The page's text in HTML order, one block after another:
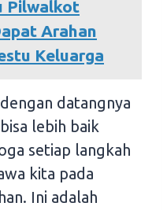
Pilwalkot
Arahan
Keluarga
datangnya
lebih baik
setiap langkah
kita pada
Ini adalah